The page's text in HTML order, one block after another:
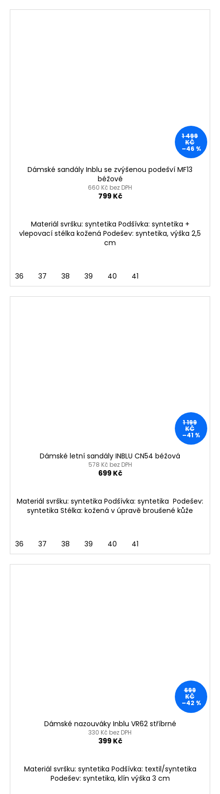
1 499
KČ
–46 %
Dámské sandály Inblu se zvýšenou podešví MF13
béžové
660 Kč bez DPH
799 Kč
Materiál svršku: syntetika Podšívka: syntetika +
vlepovací stélka kožená Podešev: syntetika, výška 2,5
cm
36 37 38 39 40 41
1 199
KČ
–41 %
Dámské letní sandály INBLU CN54 béžová
578 Kč bez DPH
699 Kč
Materiál svršku: syntetika Podšívka: syntetika Podešev:
syntetika Stélka: kožená v úpravě broušené kůže
36 37 38 39 40 41
699
KČ
–42 %
Dámské nazouváky Inblu VR62 stříbrné
330 Kč bez DPH
399 Kč
Materiál svršku: syntetika Podšívka: textil/syntetika
Podešev: syntetika, klín výška 3 cm